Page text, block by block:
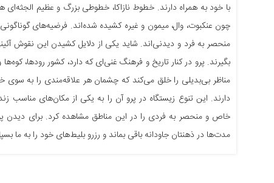
با خود به همراه دارند. خطوط نازاکا، خطوطی بزرگ و عظیم
چون عنکبوت، وال، میمون و غیره کشیده شده‌اند. فرضیه‌های
منحصر به فرد و دیدنی‌اند. شاید یکی از دلایل کشیدن این نقوش
بگیرند. پرو در کنار تاریخ و فرهنگ غنی‌ای که دارد، کشور رودها،
مناظر بی‌بدیلی را خلق می‌کند که چشمان هر علاقه‌مندی را به سوی
دارند. این تنوع زیستگاه‌ در پرو آن را به یکی از مکان‌های مناسب
خاص و منحصر به فردی را در این مناطق مشاهده کرد. برای دیدن
مدت‌ها در ذهنتان جاودانه باقی بماند و رزرو بلیط‌های خود را به ما